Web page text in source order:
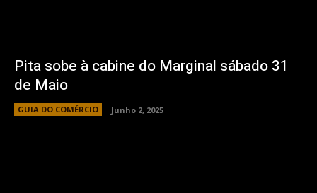
Pita sobe à cabine do Marginal sábado 31
de Maio
GUIA DO COMÉRCIO Junho 2, 2025